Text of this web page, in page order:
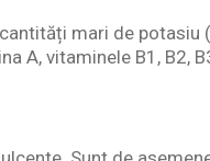
mari de potasiu
A, vitaminele B1, B2,